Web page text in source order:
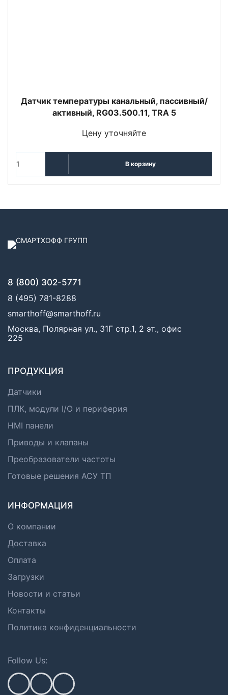
Датчик температуры канальный, пассивный/
активный, RG03.500.11, TRA 5
Цену уточняйте
В корзину
8 (800) 302-5771
8 (495) 781-8288
smarthoff@smarthoff.ru
Москва, Полярная ул., 31Г стр.1, 2 эт., офис
225
ПРОДУКЦИЯ
Датчики
ПЛК, модули I/O и периферия
HMI панели
Приводы и клапаны
Преобразователи частоты
Готовые решения АСУ ТП
ИНФОРМАЦИЯ
О компании
Доставка
Оплата
Загрузки
Новости и статьи
Контакты
Политика конфиденциальности
Follow Us: